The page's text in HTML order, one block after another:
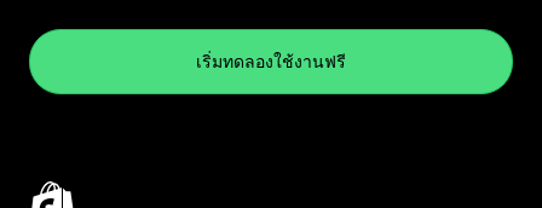
เริ่มทดลองใช้งานฟรี